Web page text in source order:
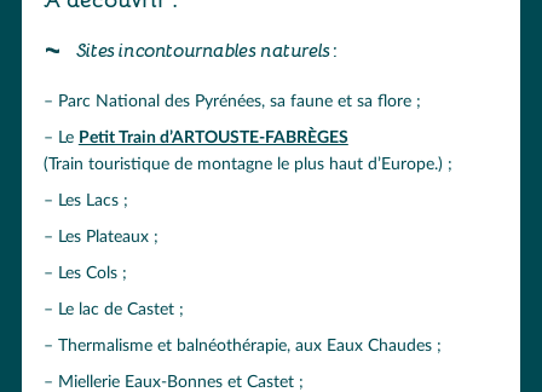
Sites incontournables naturels :
Parc National des Pyrénées, sa faune et sa flore ;
Le Petit Train d’ARTOUSTE-FABRÈGES
(Train touristique de montagne le plus haut d’Europe.) ;
Les Lacs ;
Les Plateaux ;
Les Cols ;
Le lac de Castet ;
Thermalisme et balnéothérapie, aux Eaux Chaudes ;
Miellerie Eaux-Bonnes et Castet ;